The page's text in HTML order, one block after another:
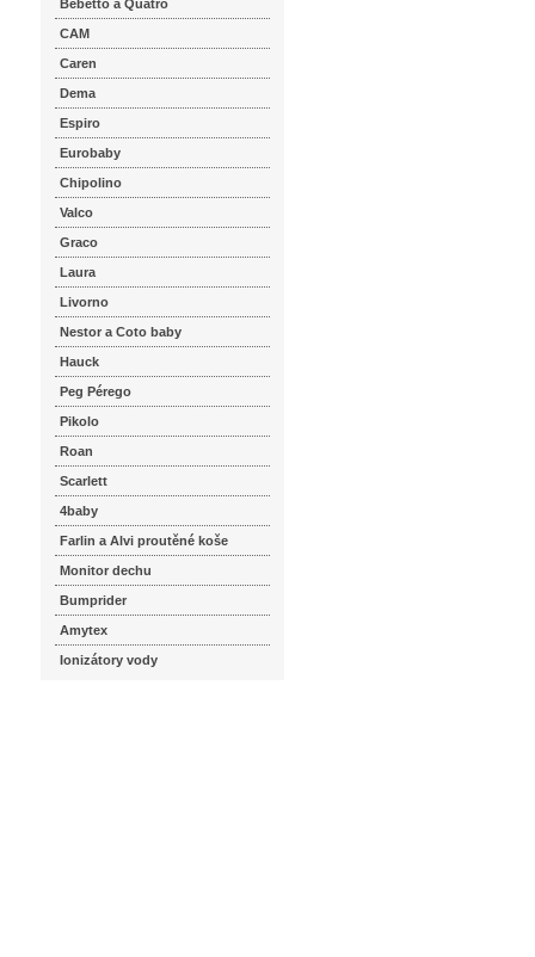
Bebetto a Quatro
CAM
Caren
Dema
Espiro
Eurobaby
Chipolino
Valco
Graco
Laura
Livorno
Nestor a Coto baby
Hauck
Peg Pérego
Pikolo
Roan
Scarlett
4baby
Farlin a Alvi proutěné koše
Monitor dechu
Bumprider
Amytex
Ionizátory vody